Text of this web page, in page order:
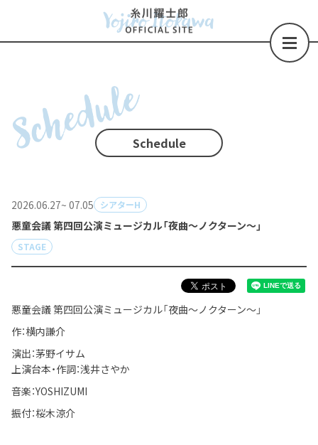
ScheduleSchedule
2026.06.27~ 07.05 シアターH
悪童会議 第四回公演ミュージカル「夜曲〜ノクターン〜」
STAGE
悪童会議 第四回公演ミュージカル「夜曲〜ノクターン〜」
作：横内謙介
演出：茅野イサム
上演台本・作詞：浅井さやか
音楽：YOSHIZUMI
振付：桜木涼介